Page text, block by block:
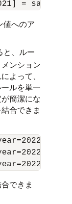
値へのア
と、ルー
ンション
よって、
ルを単一
簡潔にな
合できま
=
=
できま